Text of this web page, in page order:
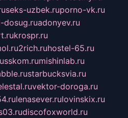
seks-uzbek.ruporno-vk.ru
dosug.ruadonyev.ru
krospr.ru
2rich.ruhostel-65.ru
mishinlab.ru
starbucksvia.ru
vektor-doroga.ru
lenasever.rulovinskix.ru
discofoxworld.ru